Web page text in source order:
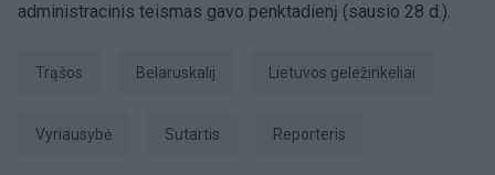
administracinis teismas gavo penktadienį (sausio 28 d.).
trąšos Belaruskalij Lietuvos geležinkeliai
Vyriausybė sutartis Reporteris